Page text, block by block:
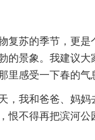
复苏的季节，更是
的景象。我建议大
里感受一下春的气
，我和爸爸、妈妈
恨不得再把滨河公